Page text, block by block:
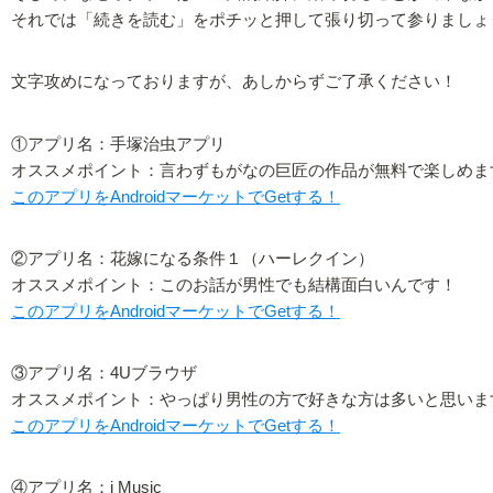
それでは「続きを読む」をポチッと押して張り切って参りましょ
文字攻めになっておりますが、あしからずご了承ください！
①アプリ名：手塚治虫アプリ
オススメポイント：言わずもがなの巨匠の作品が無料で楽しめま
このアプリをAndroidマーケットでGetする！
②アプリ名：花嫁になる条件１（ハーレクイン）
オススメポイント：このお話が男性でも結構面白いんです！
このアプリをAndroidマーケットでGetする！
③アプリ名：4Uブラウザ
オススメポイント：やっぱり男性の方で好きな方は多いと思いま
このアプリをAndroidマーケットでGetする！
④アプリ名：i Music